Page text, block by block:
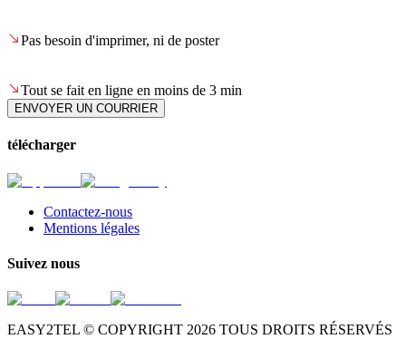
Pas besoin d'imprimer, ni de poster
Tout se fait en ligne en moins de 3 min
ENVOYER UN COURRIER
télécharger
Contactez-nous
Mentions légales
Suivez nous
EASY2TEL © COPYRIGHT 2026 TOUS DROITS RÉSERVÉS